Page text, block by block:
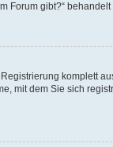
Forum gibt?“
komplett
mit dem Sie sich